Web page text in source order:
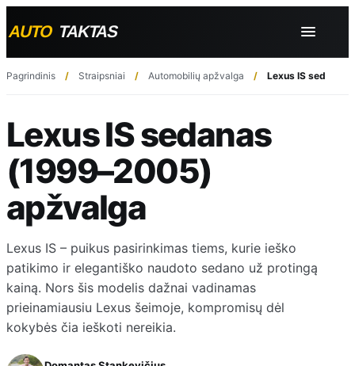
Pagrindinis Straipsniai Automobilių apžvalga Lexus IS sedanas
Lexus IS sedanas
(1999–2005)
apžvalga
Lexus IS – puikus pasirinkimas tiems, kurie ieško
patikimo ir elegantiško naudoto sedano už protingą
kainą. Nors šis modelis dažnai vadinamas
prieinamiausiu Lexus šeimoje, kompromisų dėl
kokybės čia ieškoti nereikia.